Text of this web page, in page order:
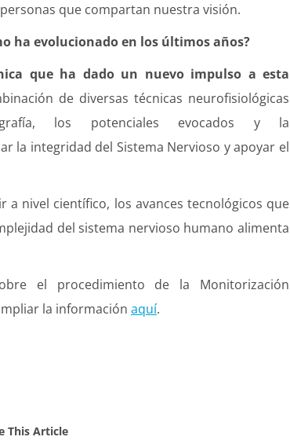
que compartan nuestra visión.
ha evolucionado en los últimos años?
que ha dado un nuevo impulso a esta
de diversas técnicas neurofisiológicas
los potenciales evocados y la
la integridad del Sistema Nervioso y apoyar el
nivel científico, los avances tecnológicos que
del sistema nervioso humano alimenta
el procedimiento de la Monitorización
la información aquí.
This Article